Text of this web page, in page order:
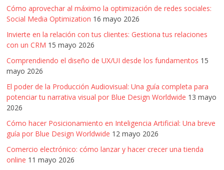
Cómo aprovechar al máximo la optimización de redes sociales:
Social Media Optimization 16 mayo 2026
Invierte en la relación con tus clientes: Gestiona tus relaciones
con un CRM 15 mayo 2026
Comprendiendo el diseño de UX/UI desde los fundamentos 15
mayo 2026
El poder de la Producción Audiovisual: Una guía completa para
potenciar tu narrativa visual por Blue Design Worldwide 13 mayo
2026
Cómo hacer Posicionamiento en Inteligencia Artificial: Una breve
guía por Blue Design Worldwide 12 mayo 2026
Comercio electrónico: cómo lanzar y hacer crecer una tienda
online 11 mayo 2026